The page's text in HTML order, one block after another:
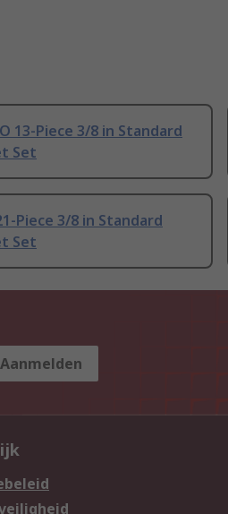
13-Piece 3/8 in Standard
Set
Piece 3/8 in Standard
Set
Aanmelden